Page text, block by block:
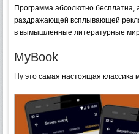
Программа абсолютно бесплатна,
раздражающей всплывающей
в вымышленные литературные
MyBook
Ну это самая настоящая классика